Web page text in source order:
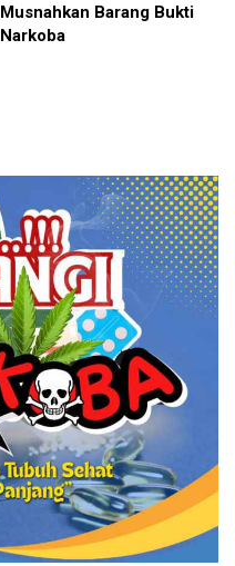
Musnahkan Barang Bukti
Narkoba